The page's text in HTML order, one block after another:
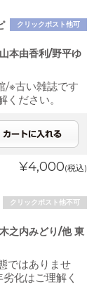
クリックポスト他可
本由香利/野平ゆ
/※古い雑誌です
ださい。
¥4,000(税込)
クリックポスト他不可
之内みどり/他 東
ではありませ
化はご理解く